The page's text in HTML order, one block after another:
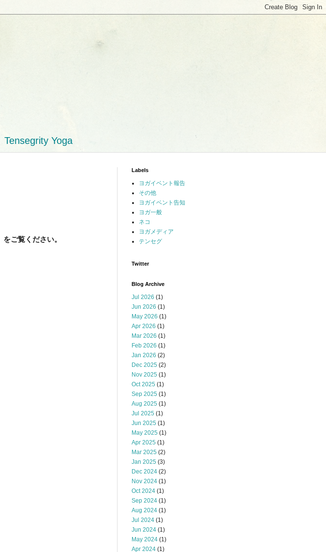
Tensegrity Yoga
をご覧ください。
Labels
ヨガイベント報告
その他
ヨガイベント告知
ヨガ一般
ネコ
ヨガメディア
テンセグ
Twitter
Blog Archive
Jul 2026 (1)
Jun 2026 (1)
May 2026 (1)
Apr 2026 (1)
Mar 2026 (1)
Feb 2026 (1)
Jan 2026 (2)
Dec 2025 (2)
Nov 2025 (1)
Oct 2025 (1)
Sep 2025 (1)
Aug 2025 (1)
Jul 2025 (1)
Jun 2025 (1)
May 2025 (1)
Apr 2025 (1)
Mar 2025 (2)
Jan 2025 (3)
Dec 2024 (2)
Nov 2024 (1)
Oct 2024 (1)
Sep 2024 (1)
Aug 2024 (1)
Jul 2024 (1)
Jun 2024 (1)
May 2024 (1)
Apr 2024 (1)